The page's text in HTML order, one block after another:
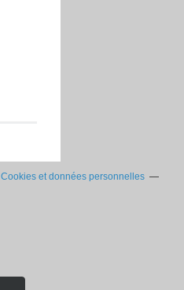
Cookies et données personnelles